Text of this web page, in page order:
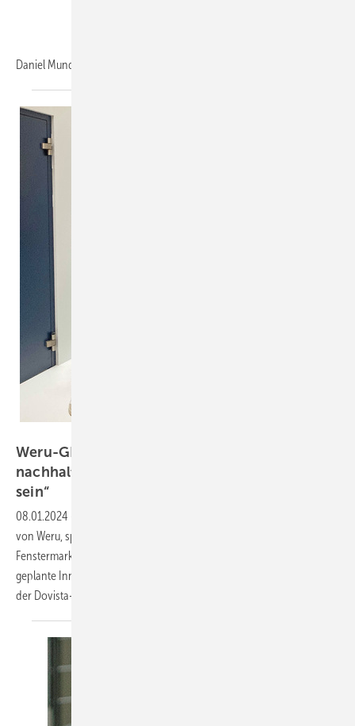
Daniel Mund,...
Weru-GF Carsten Voß: „Wir wollen das
nachhaltigste Fensterbau-Unternehmen in DE
sein“
08.01.2024
von Weru, spricht im Interview über die Positionierung der großen
Fenstermarke in Deutschland, aktuelle Entwicklungen in der Branche,
geplante Innovationen und die strategische Ausrichtung innerhalb
der Dovista-Gruppe.